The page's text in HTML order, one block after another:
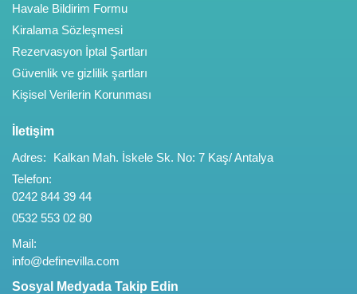
Havale Bildirim Formu
Kiralama Sözleşmesi
Rezervasyon İptal Şartları
Güvenlik ve gizlilik şartları
Kişisel Verilerin Korunması
İletişim
Adres:
Kalkan Mah. İskele Sk. No: 7 Kaş/ Antalya
Telefon:
0242 844 39 44
0532 553 02 80
Mail:
info@definevilla.com
Sosyal Medyada Takip Edin